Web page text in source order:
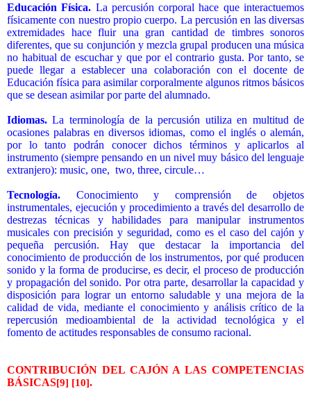
Educación Física. La percusión corporal hace que interactuemos
físicamente con nuestro propio cuerpo. La percusión en las diversas
extremidades hace fluir una gran cantidad de timbres sonoros
diferentes, que su conjunción y mezcla grupal producen una música
no habitual de escuchar y que por el contrario gusta. Por tanto, se
puede llegar a establecer una colaboración con el docente de
Educación física para asimilar corporalmente algunos ritmos básicos
que se desean asimilar por parte del alumnado.
Idiomas.La terminología de la percusión utiliza en multitud de
ocasiones palabras en diversos idiomas, como el inglés o alemán,
por lo tanto podrán conocer dichos términos y aplicarlos al
instrumento (siempre pensando en un nivel muy básico del lenguaje
extranjero): music, one, two, three, circule…
Tecnología. Conocimiento y comprensión de objetos
instrumentales, ejecución y procedimiento a través del desarrollo de
destrezas técnicas y habilidades para manipular instrumentos
musicales con precisión y seguridad, como es el caso del cajón y
pequeña percusión. Hay que destacar la importancia del
conocimiento de producción de los instrumentos, por qué producen
sonido y la forma de producirse, es decir, el proceso de producción
y propagación del sonido. Por otra parte, desarrollar la capacidad y
disposición para lograr un entorno saludable y una mejora de la
calidad de vida, mediante el conocimiento y análisis crítico de la
repercusión medioambiental de la actividad tecnológica y el
fomento de actitudes responsables de consumo racional.
CONTRIBUCIÓN DEL CAJÓN A LAS COMPETENCIAS
BÁSICAS[9] [10].